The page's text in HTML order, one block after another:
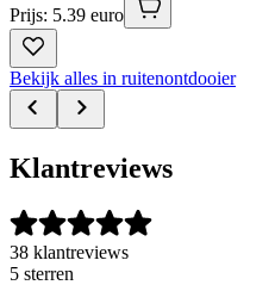
Prijs: 5.39 euro
Bekijk alles in ruitenontdooier
Klantreviews
38 klantreviews
5 sterren